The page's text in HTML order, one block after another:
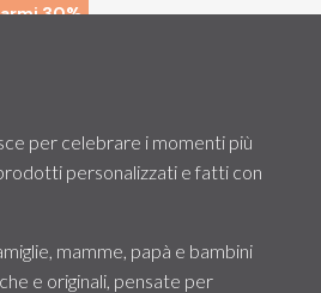
30%
per celebrare i momenti più
personalizzati e fatti con
mamme, papà e bambini
e originali, pensate per